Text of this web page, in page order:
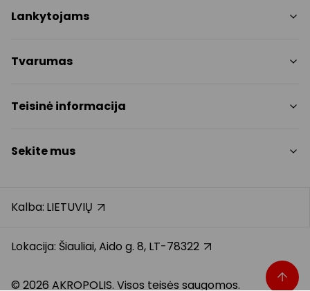
Paslaugos
Pramogos
Lankytojams
Nemokami patogumai
Kontaktai
Dovanų kortelė
Atsiliepimai
Tvarumas
Tvarumo ataskaita
Teisinė informacija
Slapukų politika
Dovanų kortelės bendrosios taisyklės
Klientų aptarnavimo standartas
Sekite mus
Facebook
TikTok
Kalba: LIETUVIŲ
Lokacija: Šiauliai, Aido g. 8, LT-78322
© 2026 AKROPOLIS. Visos teisės saugomos.